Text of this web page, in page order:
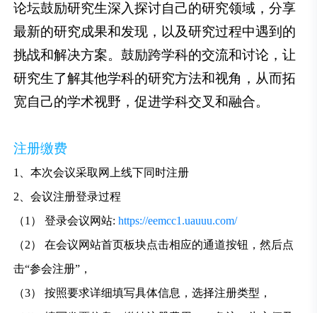
论坛鼓励研究生深入探讨自己的研究领域，分享
最新的研究成果和发现，以及研究过程中遇到的
挑战和解决方案。鼓励跨学科的交流和讨论，让
研究生了解其他学科的研究方法和视角，从而拓
宽自己的学术视野，促进学科交叉和融合。
注册缴费
1、本次会议采取网上线下同时注册
2、会议注册登录过程
（1） 登录会议网站:https://eemcc1.uauuu.com/
（2） 在会议网站首页板块点击相应的通道按钮，然后点
击“参会注册”，
（3） 按照要求详细填写具体信息，选择注册类型，